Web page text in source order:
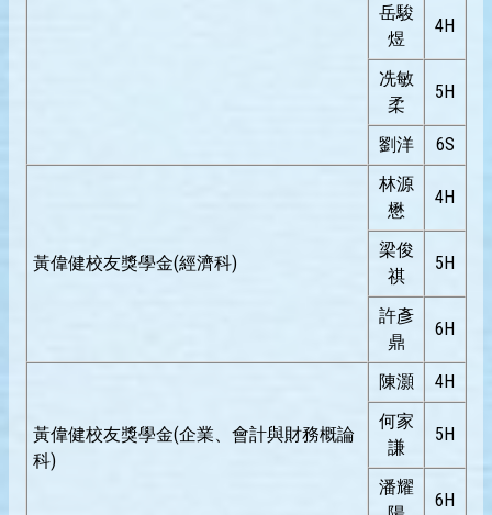
岳駿
煜
4H
冼敏
柔
5H
劉洋 6S
黃偉健校友獎學金(經濟科)
林源
懋
4H
梁俊
祺
5H
許彥
鼎
6H
黃偉健校友獎學金(企業、會計與財務概論
科)
陳灝
4H
何家
謙
5H
潘耀
6H